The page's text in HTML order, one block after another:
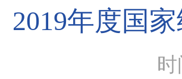
2019年度国